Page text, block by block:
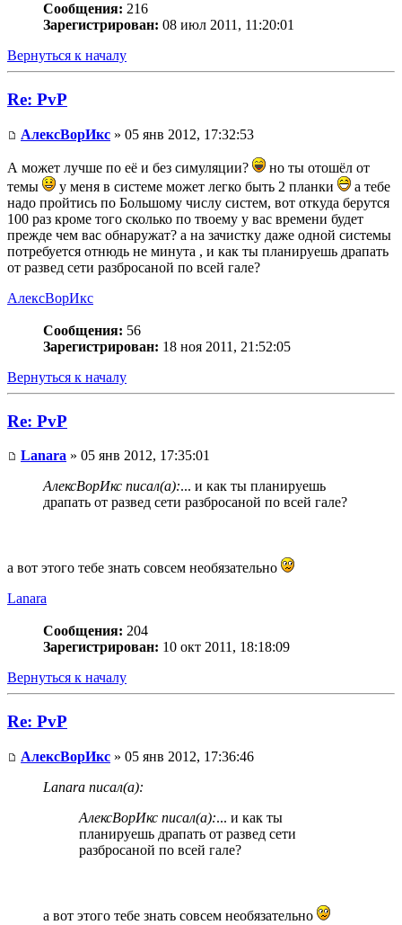
Сообщения: 216
Зарегистрирован: 08 июл 2011, 11:20:01
Вернуться к началу
Re: PvP
АлексВорИкс » 05 янв 2012, 17:32:53
А может лучше по её и без симуляции?
но ты отошёл от
темы
у меня в системе может легко быть 2 планки
а тебе
надо пройтись по Большому числу систем, вот откуда берутся
100 раз кроме того сколько по твоему у вас времени будет
прежде чем вас обнаружат? а на зачистку даже одной системы
потребуется отнюдь не минута , и как ты планируешь драпать
от развед сети разбросаной по всей гале?
АлексВорИкс
Сообщения: 56
Зарегистрирован: 18 ноя 2011, 21:52:05
Вернуться к началу
Re: PvP
Lanara » 05 янв 2012, 17:35:01
АлексВорИкс писал(а):... и как ты планируешь
драпать от развед сети разбросаной по всей гале?
а вот этого тебе знать совсем необязательно
Lanara
Сообщения: 204
Зарегистрирован: 10 окт 2011, 18:18:09
Вернуться к началу
Re: PvP
АлексВорИкс » 05 янв 2012, 17:36:46
Lanara писал(а):
АлексВорИкс писал(а):... и как ты
планируешь драпать от развед сети
разбросаной по всей гале?
а вот этого тебе знать совсем необязательно